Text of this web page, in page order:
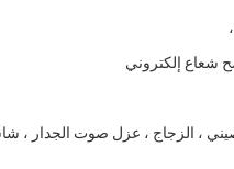
شعاع إلكتروني
، الزجاج ، عزل صوت الجدار ،